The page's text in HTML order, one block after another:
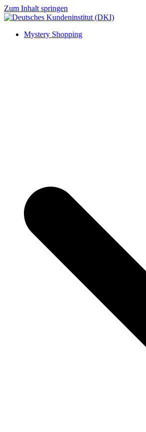
Zum Inhalt springen
Mystery Shopping